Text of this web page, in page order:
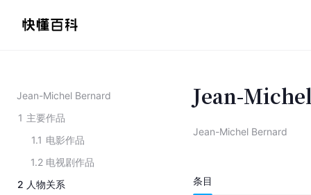
Jean-Michel Bernard
1 主要作品
1.1 电影作品
1.2 电视剧作品
2 人物关系
Jean-
Jean-Michel Bernard
条目